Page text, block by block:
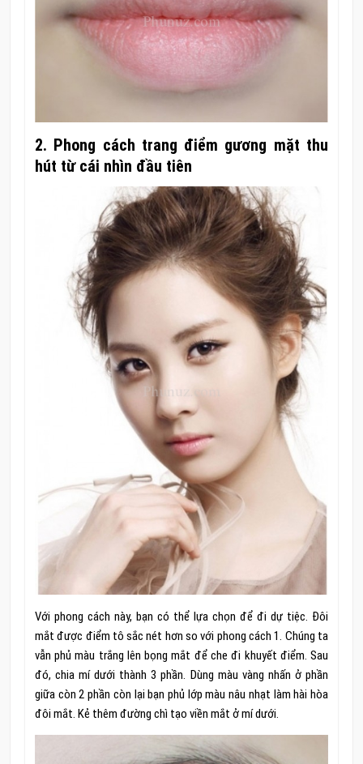
2. Phong cách trang điểm gương mặt thu
hút từ cái nhìn đầu tiên
Với phong cách này, bạn có thể lựa chọn để đi dự tiệc. Đôi
mắt được điểm tô sắc nét hơn so với phong cách 1. Chúng ta
vẫn phủ màu trắng lên bọng mắt để che đi khuyết điểm. Sau
đó, chia mí dưới thành 3 phần. Dùng màu vàng nhấn ở phần
giữa còn 2 phần còn lại bạn phủ lớp màu nâu nhạt làm hài hòa
đôi mắt. Kẻ thêm đường chì tạo viền mắt ở mí dưới.